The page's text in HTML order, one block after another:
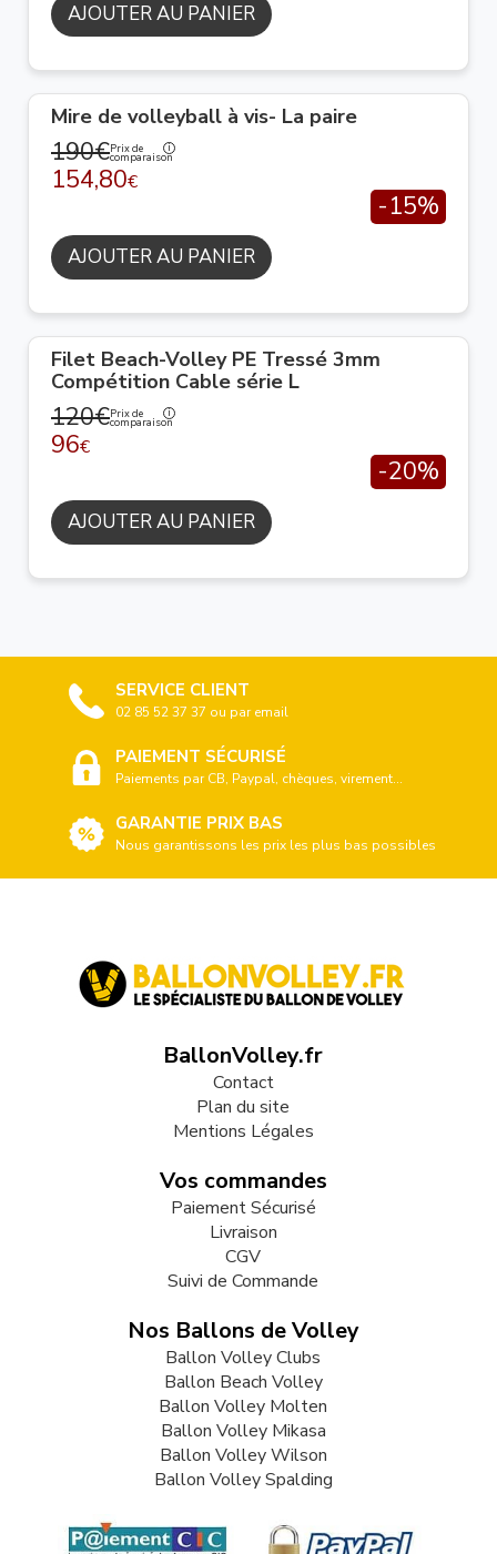
AJOUTER AU PANIER
Mire de volleyball à vis- La paire
190€Prix de
comparaison
154,80€
-15%
AJOUTER AU PANIER
Filet Beach-Volley PE Tressé 3mm
Compétition Cable série L
120€Prix de
comparaison
96€
-20%
AJOUTER AU PANIER
SERVICE CLIENT
02 85 52 37 37 ou par email
PAIEMENT SÉCURISÉ
Paiements par CB, Paypal, chèques, virement...
GARANTIE PRIX BAS
Nous garantissons les prix les plus bas possibles
BallonVolley.fr
Contact
Plan du site
Mentions Légales
Vos commandes
Paiement Sécurisé
Livraison
CGV
Suivi de Commande
Nos Ballons de Volley
Ballon Volley Clubs
Ballon Beach Volley
Ballon Volley Molten
Ballon Volley Mikasa
Ballon Volley Wilson
Ballon Volley Spalding